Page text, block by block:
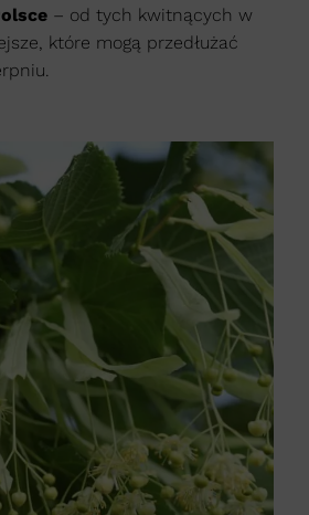
– od tych kwitnących w
które mogą przedłużać